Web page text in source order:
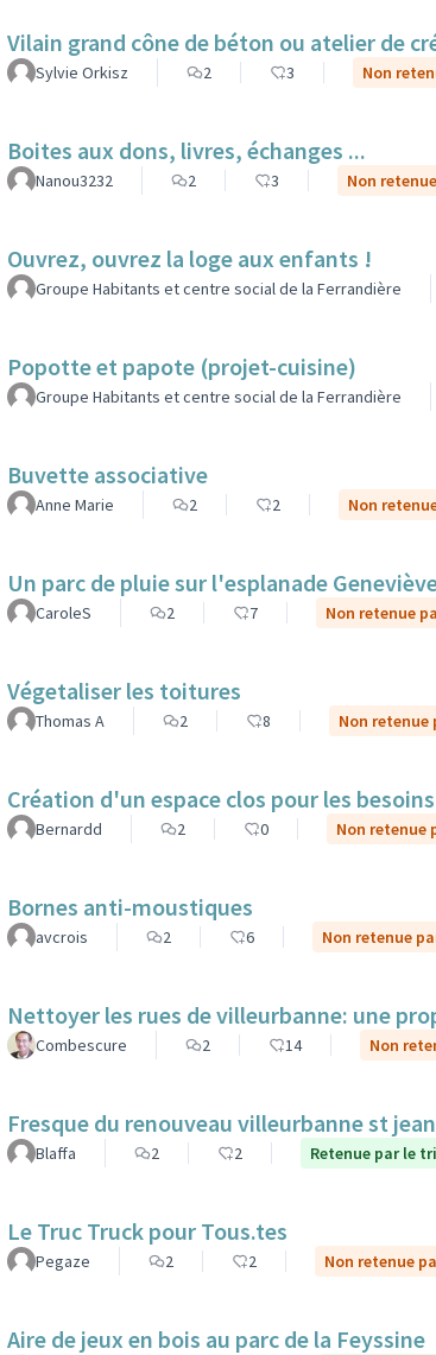
Vilain grand cône de béton ou atelier de
Sylvie Orkisz 2 3 Non
Boites aux dons, livres, échanges ...
Nanou3232 2 3 Non
Ouvrez, ouvrez la loge aux enfants !
Groupe Habitants et centre social de la Ferrandière
Popotte et papote (projet-cuisine)
Groupe Habitants et centre social de la Ferrandière
Buvette associative
Anne Marie 2 2 Non
Un parc de pluie sur l'esplanade
CaroleS 2 7 Non retenue
Végetaliser les toitures
Thomas A 2 8 Non
Création d'un espace clos pour les
Bernardd 2 0 Non retenue
Bornes anti-moustiques
avcrois 2 6 Non retenue
Nettoyer les rues de villeurbanne: une
Combescure 2 14 Non
Fresque du renouveau villeurbanne st jean
Blaffa 2 2 Retenue par le
Le Truc Truck pour Tous.tes
Pegaze 2 2 Non retenue
Aire de jeux en bois au parc de la Feyssine